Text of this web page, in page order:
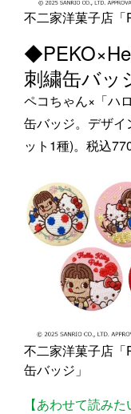
不二家洋菓子店「
刺繍缶バッ
ペコちゃん×「ハ
缶バッジ。デザイ
ット1種)。税込770
不二家洋菓子店
缶バッジ」
【あわせて読み